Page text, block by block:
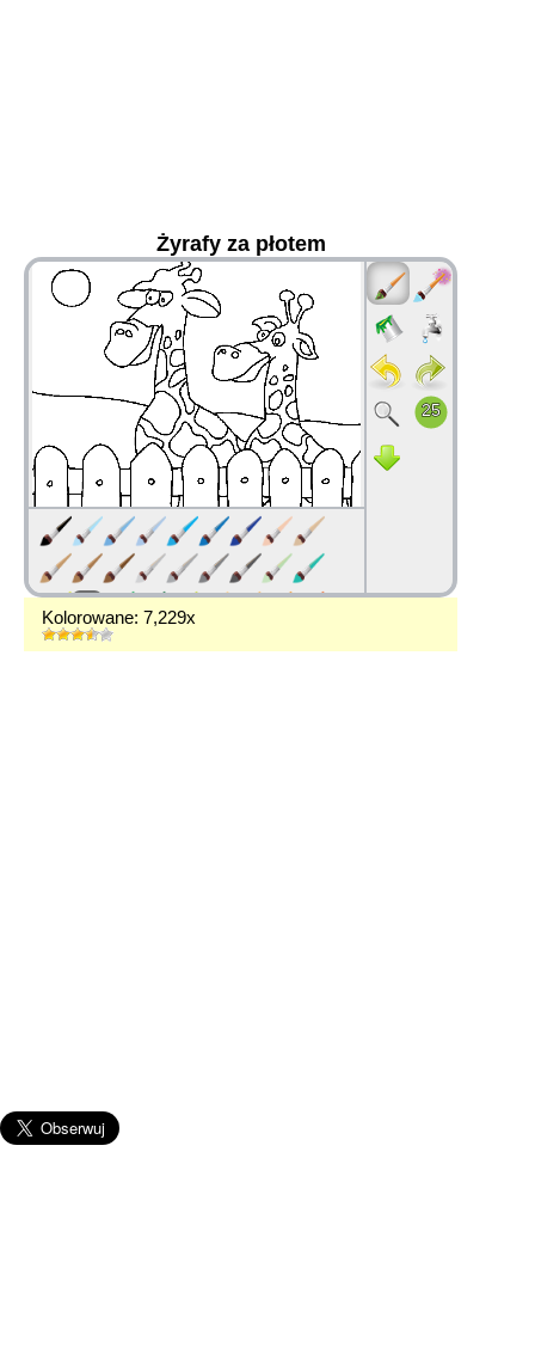
Żyrafy za płotem
Kolorowane: 7,229x